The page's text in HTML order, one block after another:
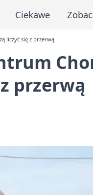
Ciekawe
liczyć się z przerwą
przerwą